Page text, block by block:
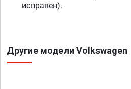
исправен).
Другие модели Volkswagen